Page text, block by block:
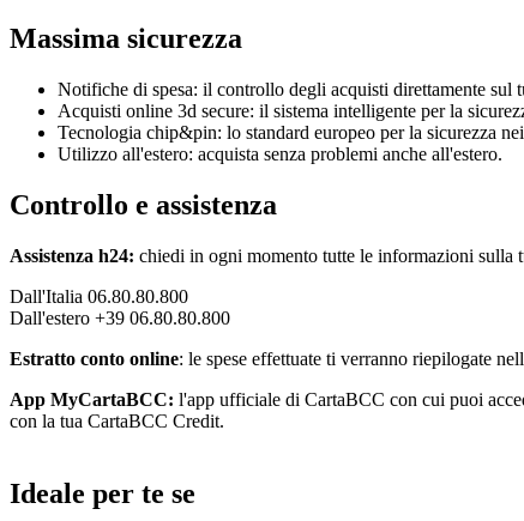
Massima sicurezza
Notifiche di spesa: il controllo degli acquisti direttamente sul
Acquisti online 3d secure: il sistema intelligente per la
Tecnologia chip&pin: lo standard europeo per la sicurezza
Utilizzo all'estero: acquista senza problemi anche all'estero.
Controllo e assistenza
Assistenza h24: chiedi in ogni momento tutte le informazioni sulla
Dall'Italia 06.80.80.800
Dall'estero +39 06.80.80.800
Estratto conto online: le spese effettuate ti verranno riepilogate
App MyCartaBCC: l'app ufficiale di CartaBCC con cui puoi
con la tua CartaBCC Credit.
Ideale per te se